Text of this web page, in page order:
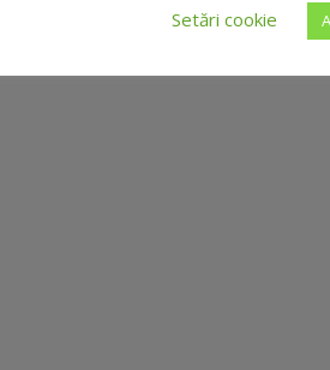
Setări cookie